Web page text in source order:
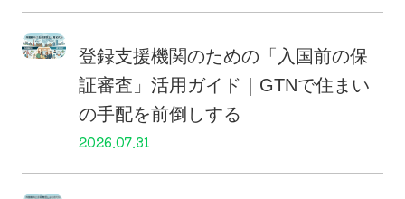
登録支援機関のための「入国前の保
証審査」活用ガイド｜GTNで住まい
の手配を前倒しする
2026.07.31